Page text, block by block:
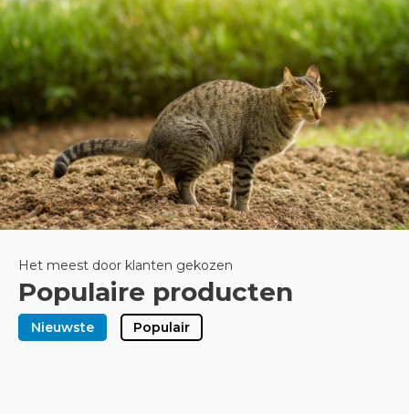
Het meest door klanten gekozen
Populaire producten
Nieuwste Populair